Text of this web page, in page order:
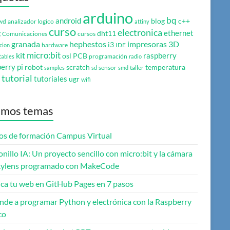
analizador logico android arduino attiny blog bq c++
Comunicaciones curso cursos dht11 electronica ethernet
granada hardware hephestos i3 IDE impresoras 3D
kit micro:bitosl PCB programación radio raspberry
pi robot samples scratch sd sensor smd taller temperatura
tutorial tutoriales ugr wifi
temas
de formación Campus Virtual
IA: Un proyecto sencillo con micro:bit y la cámara
programado con MakeCode
tu web en GitHub Pages en 7 pasos
a programar Python y electrónica con la Raspberry